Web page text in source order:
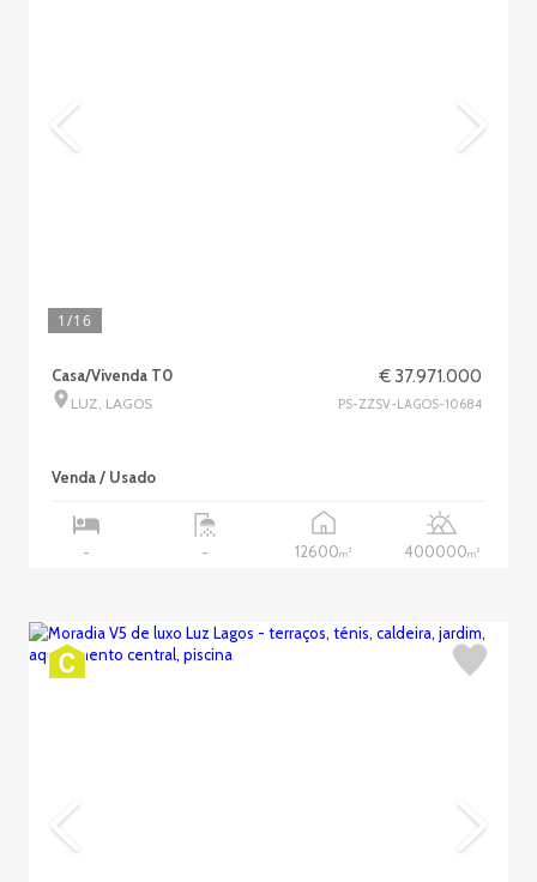
1/16
Casa/Vivenda T0
LUZ, LAGOS
€ 37.971.000
PS-ZZSV-LAGOS-10684
Venda / Usado
- - 12600m2 400000m2